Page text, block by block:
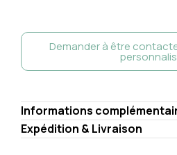
Demander à être
Informations
Expédition & Livraison